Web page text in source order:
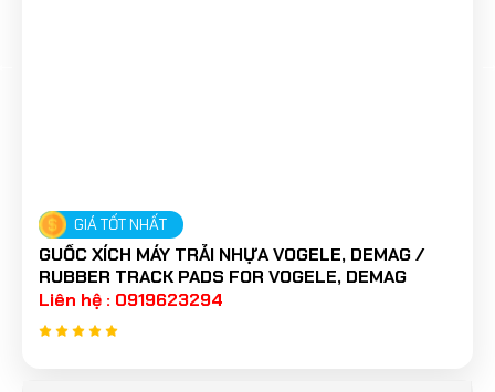
GIÁ TỐT NHẤT
GUỐC XÍCH MÁY TRẢI NHỰA VOGELE, DEMAG /
RUBBER TRACK PADS FOR VOGELE, DEMAG
Liên hệ : 0919623294